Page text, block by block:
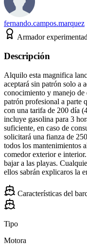
fernando.campos.marquez
Armador
Descripción
Alquilo esta magnifica
aceptará sin patrón solo a
conocimiento y manejo de
patrón profesional a parte
con una tarifa de 200 día
incluye gasolina para 3
suficiente, en caso de
solicitará una fianza de
todos los mantenimientos
comedor exterior e
bajar a las playas.
ellos sabrán explicaros la
Características del
Tipo
Motora